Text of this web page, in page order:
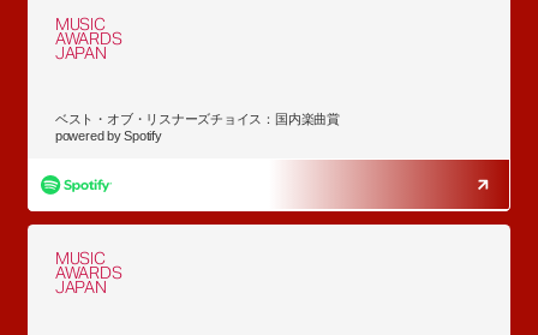
MUSIC
AWARDS
JAPAN
ベスト・オブ・リスナーズチョイス：国内楽曲賞
powered by Spotify
MUSIC
AWARDS
JAPAN